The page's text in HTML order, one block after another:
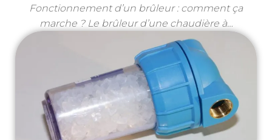
Fonctionnement d’un brûleur : comment ça
marche ? Le brûleur d’une chaudière à…